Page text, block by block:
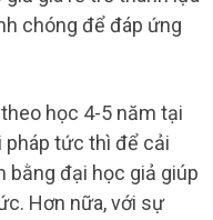
chóng để đáp ứng
học 4-5 năm tại
tức thì để cải
bằng đại học giả giúp
Hơn nữa, với sự